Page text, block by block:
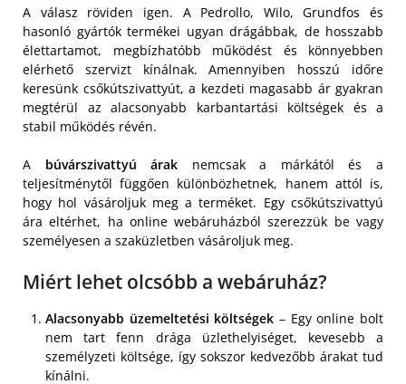
A válasz röviden igen. A Pedrollo, Wilo, Grundfos és
hasonló gyártók termékei ugyan drágábbak, de hosszabb
élettartamot, megbízhatóbb működést és könnyebben
elérhető szervizt kínálnak. Amennyiben hosszú időre
keresünk csőkútszivattyút, a kezdeti magasabb ár gyakran
megtérül az alacsonyabb karbantartási költségek és a
stabil működés révén.
A búvárszivattyú árak nemcsak a márkától és a
teljesítménytől függően különbözhetnek, hanem attól is,
hogy hol vásároljuk meg a terméket. Egy csőkútszivattyú
ára eltérhet, ha online webáruházból szerezzük be vagy
személyesen a szaküzletben vásároljuk meg.
Miért lehet olcsóbb a webáruház?
Alacsonyabb üzemeltetési költségek – Egy online bolt
nem tart fenn drága üzlethelyiséget, kevesebb a
személyzeti költsége, így sokszor kedvezőbb árakat tud
kínálni.